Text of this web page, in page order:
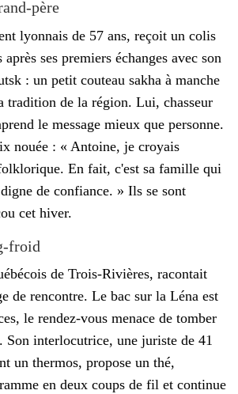
père
lyonnais de 57 ans, reçoit un colis
après ses premiers échanges avec son
: un petit couteau sakha à manche
tradition de la région. Lui, chasseur
le message mieux que personne.
nouée : « Antoine, je croyais
En fait, c'est sa famille qui
de confiance. » Ils se sont
cet hiver.
froid
de Trois-Rivières, racontait
de rencontre. Le bac sur la Léna est
le rendez-vous menace de tomber
Son interlocutrice, une juriste de 41
un thermos, propose un thé,
en deux coups de fil et continue